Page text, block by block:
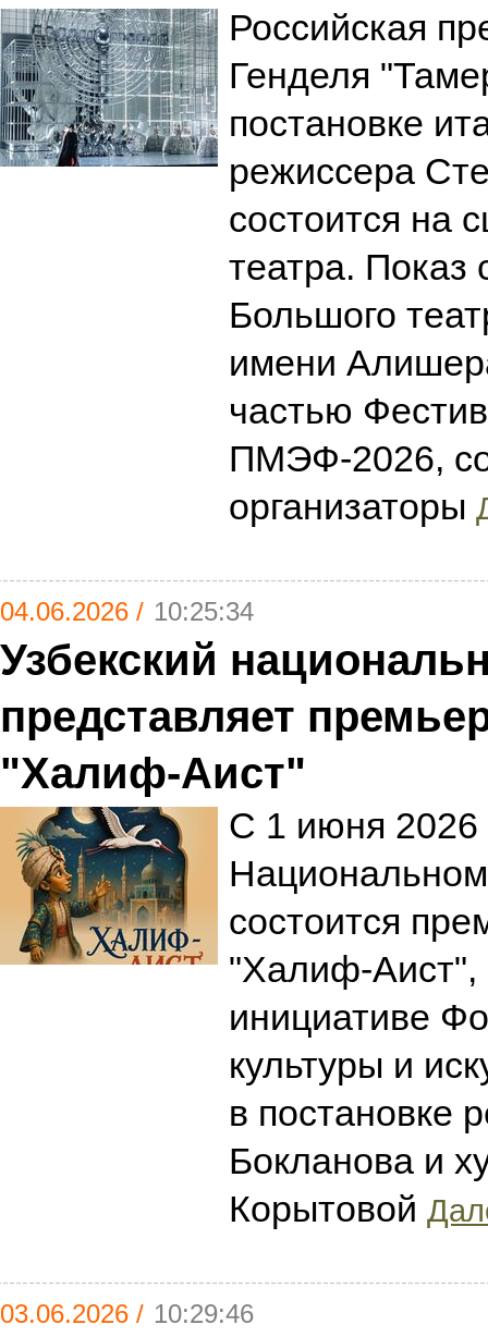
Российская
Генделя
постановке
режиссера
состоится на
театра. Показ
Большого
имени
частью
ПМЭФ-2026,
организаторы
04.06.2026 / 10:25:34
Узбекский
представляет
"Халиф-Аист"
С 1 июня 2026
Национальном
состоится
"Халиф-Аист",
инициативе
культуры и
в постановке
Бокланова и
Корытовой
03.06.2026 / 10:29:46